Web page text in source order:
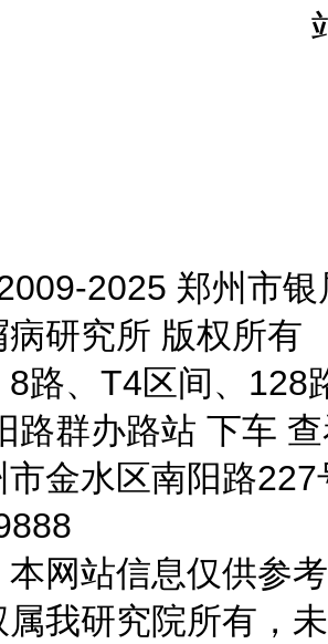
2025 郑州市
研究所 版权所有
8路、T4区间、128
路群办路站 下车
金水区南阳路
网站信息仅供参
属我研究院所有，